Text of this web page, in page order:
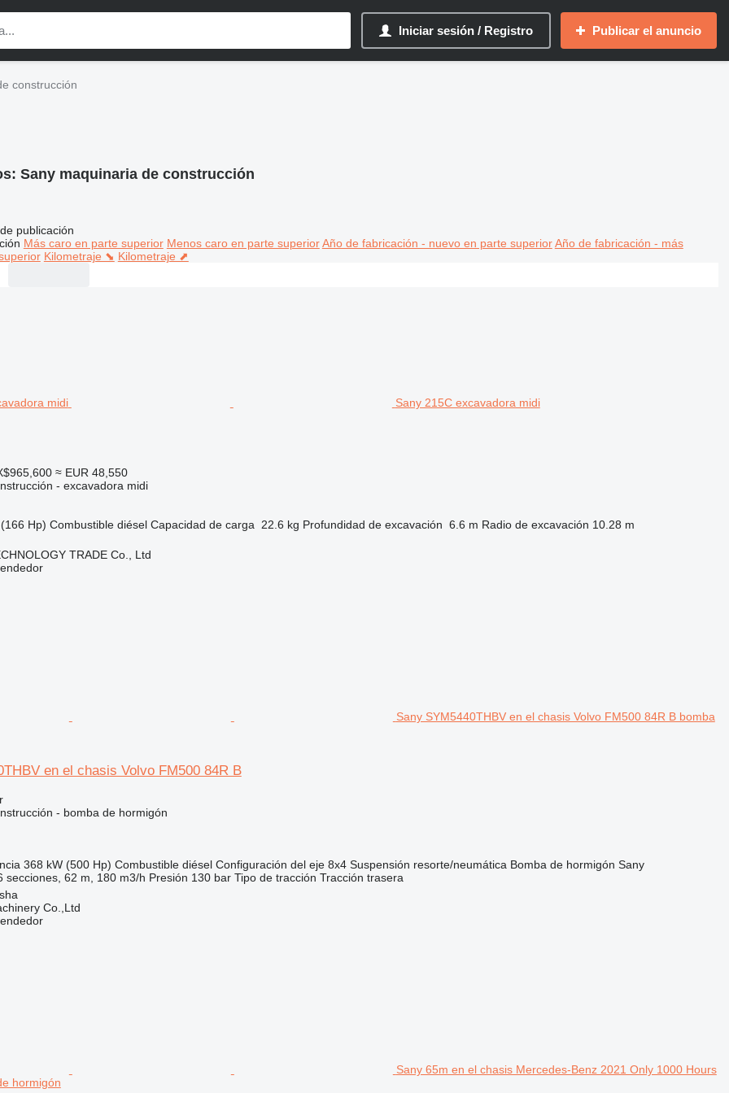
Iniciar sesión / Registro Publicar el anuncio
construcción
Sany maquinaria de construcción
publicación
Más caro en parte superior Menos caro en parte superior Año de fabricación - nuevo en parte superior Año de fabricación - más
Kilometraje ⬊ Kilometraje ⬈
Sany 215C excavadora midi
≈ EUR 48,550
- excavadora midi
Hp) Combustible diésel Capacidad de carga 22.6 kg Profundidad de excavación 6.6 m Radio de excavación 10.28 m
TRADE Co., Ltd
Sany SYM5440THBV en el chasis Volvo FM500 84R B bomba
en el chasis Volvo FM500 84R B
- bomba de hormigón
368 kW (500 Hp) Combustible diésel Configuración del eje 8x4 Suspensión resorte/neumática Bomba de hormigón Sany
secciones, 62 m, 180 m3/h Presión 130 bar Tipo de tracción Tracción trasera
Co.,Ltd
Sany 65m en el chasis Mercedes-Benz 2021 Only 1000 Hours
hormigón